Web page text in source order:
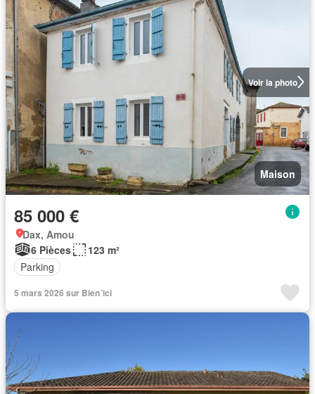
Voir la photo
Maison
85 000 €
Dax, Amou
6 Pièces
123 m²
Parking
5 mars 2026 sur Bien´ici